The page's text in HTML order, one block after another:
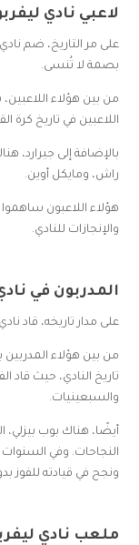
لاعبي نادي
على مر التاريخ، ضم
بصمة لا تُنسى.
من بين هؤلاء
اللاعبين في تاريخ كرة
بالإضافة إلى جيرارد،
راش، ومايكل أوين.
هؤلاء اللاعبون
والإنجازات للنادي.
المدربون في
على مدار تاريخه، قاد
من بين هؤلاء المدربين
تاريخ النادي، حيث قاد
والسبعينيات.
أيضًا، هناك بوب
النجاحات. وفي السنوات
ونجح في قيادته للفوز
ملعب نادي